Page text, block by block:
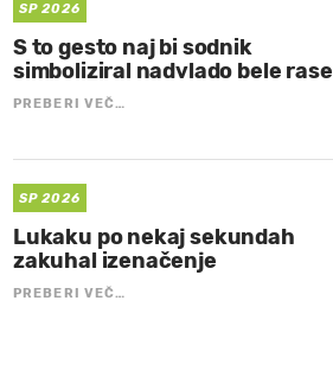
SP 2026
S to gesto naj bi sodnik
simboliziral nadvlado bele rase
PREBERI VEČ…
SP 2026
Lukaku po nekaj sekundah
zakuhal izenačenje
PREBERI VEČ…